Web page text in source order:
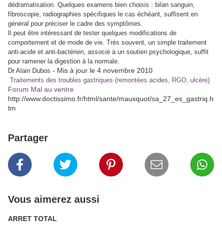
dédramatisation. Quelques examens bien choisis : bilan sanguin,
fibroscopie, radiographies spécifiques le cas échéant, suffisent en
général pour préciser le cadre des symptômes.
Il peut être intéressant de tester quelques modifications de
comportement et de mode de vie. Très souvent, un simple traitement
anti-acide et anti-bactérien, associé à un soutien psychologique, suffit
pour ramener la digestion à la normale.
Dr Alain Dubos - Mis à jour le 4 novembre 2010
Traitements des troubles gastriques (remontées acides, RGO, ulcère)
Forum Mal au ventre
http://www.doctissimo.fr/html/sante/mauxquot/sa_27_es_gastriq.h
tm
Partager
Vous aimerez aussi
ARRET TOTAL